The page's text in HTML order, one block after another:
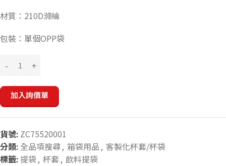
材質：210D滌綸
包裝：單個OPP袋
加入詢價單
貨號: ZC75520001
分類: 全品項搜尋, 箱袋用品 , 客製化杯套/杯袋
標籤: 提袋 , 杯套 , 飲料提袋